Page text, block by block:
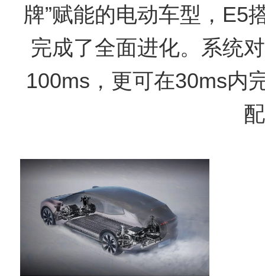
牌”赋能的电动车型，E5
完成了全面进化。系统
100ms，更可在30ms内